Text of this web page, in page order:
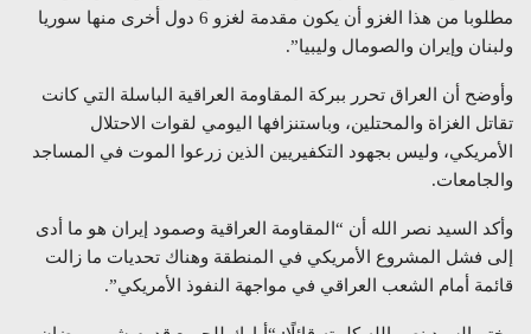
مطلوبا من هذا الغزو أن يكون مقدمة لغزو 6 دول أخرى منها سوريا
ولبنان وإيران والصومال وليبيا”.
وأوضح أن العراق تحرر ببركة المقاومة العراقية الباسلة التي كانت
تقاتل الغزاة والمحتلين، وباستنزافها اليومي لقوات الاحتلال
الأمريكي، وليس بجهود التكفيريين الذين زرعوا الموت في المساجد
والجامعات.
وأكد السيد نصر الله أن “المقاومة العراقية وصمود إيران هو ما أدى
إلى فشل المشروع الأمريكي في المنطقة وهناك تحديات ما زالت
قائمة أمام الشعب العراقي في مواجهة النفوذ الأمريكي”.